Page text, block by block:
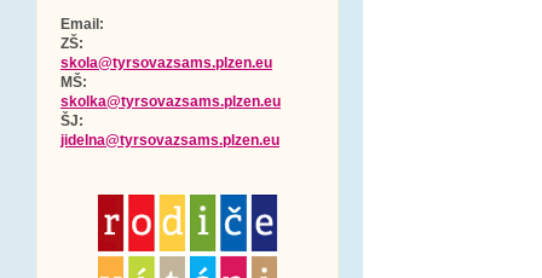
Email:
ZŠ:
skola@tyrsovazsams.plzen.eu
MŠ:
skolka@tyrsovazsams.plzen.eu
ŠJ:
jidelna@tyrsovazsams.plzen.eu